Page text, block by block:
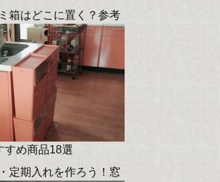
箱はどこに置く？参考
すめ商品18選
定期入れを作ろう！窓